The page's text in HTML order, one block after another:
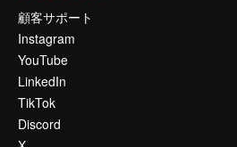
顧客サポート
Instagram
YouTube
LinkedIn
TikTok
Discord